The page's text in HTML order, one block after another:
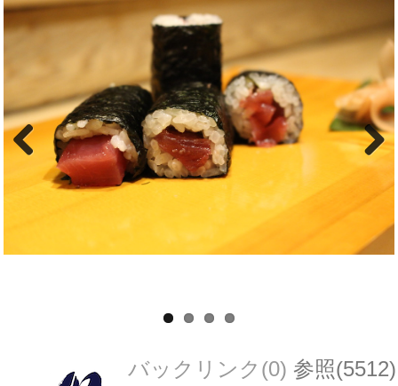
Previous Next
バックリンク(0) 参照(5512)